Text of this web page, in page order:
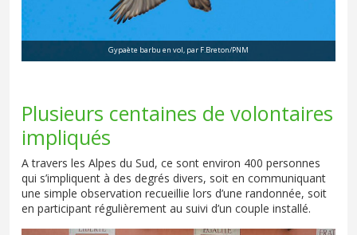
Gypaète barbu en vol, par F.Breton/PNM
Plusieurs centaines de volontaires
impliqués
A travers les Alpes du Sud, ce sont environ 400 personnes
qui s’impliquent à des degrés divers, soit en communiquant
une simple observation recueillie lors d’une randonnée, soit
en participant régulièrement au suivi d’un couple installé.